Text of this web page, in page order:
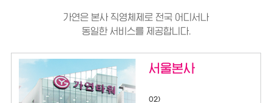
가연은 본사 직영체제로 전국 어디서나
동일한 서비스를 제공합니다.
서울본사
02)